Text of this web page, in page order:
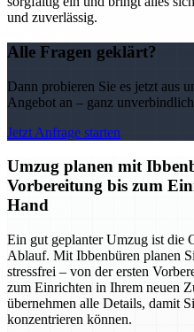
und zuverlässig.
Alle Fragen geklärt?
Dann probieren Sie es jetzt aus
Angebot an – ganz
Jetzt Anfrage starten
Umzug planen mit
Vorbereitung bis zum
Hand
Ein gut geplanter Umzug ist die
Ablauf. Mit Ibbenbüren planen
stressfrei – von der ersten
zum Einrichten in Ihrem neuen
übernehmen alle Details, damit
konzentrieren können.